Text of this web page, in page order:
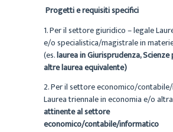
Progetti e requisiti specifici
1. Per il settore giuridico – legale
e/o specialistica/magistrale in
(es.laurea in Giurisprudenza,
altre laurea equivalente)
2. Per il settore economico/
Laurea triennale in economia e/o altra
attinente al settore
economico/contabile/informatico